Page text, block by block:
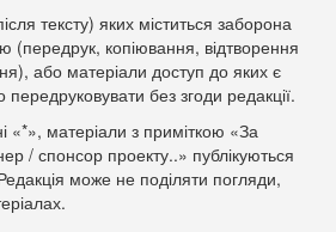
тексту) яких міститься заборона
(передрук, копіювання, відтворення
або матеріали доступ до яких є
без згоди редакції.
«*», матеріали з приміткою «За
/ спонсор проекту..» публікуються
може не поділяти погляди,